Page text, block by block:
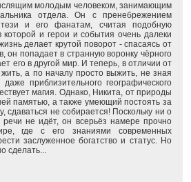
молодым человеком, занимающим
отдела. Он с пренебрежением
и его фанатам, считая подобную
которой и герои и события очень далеки
делает крутой поворот - спасаясь от
он попадает в странную воронку чёрного
его в другой мир. И теперь, в отличии от
а по началу просто выжить, не зная
приблизительного географического
магия. Однако, Никита, от природы
памятью, а также умеющий постоять за
сдаваться не собирается! Поскольку ни о
не идёт, он всерьёз намере прочно
где с его знаниями современных
заслуженное богатство и статус. Но
сделать...